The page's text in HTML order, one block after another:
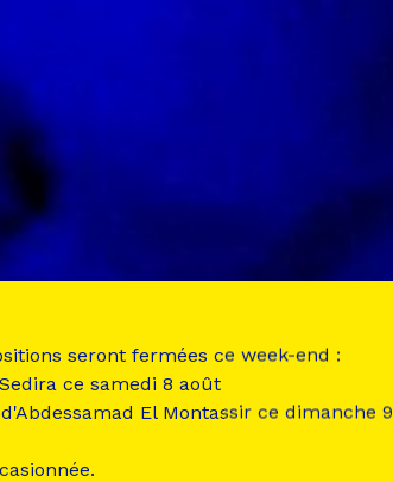
seront fermées ce week-end :
ce samedi 8 août
El Montassir ce dimanche 9